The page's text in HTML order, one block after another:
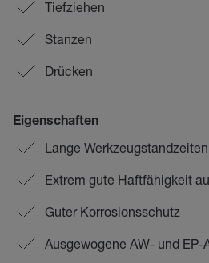
Tiefziehen
Stanzen
Drücken
Eigenschaften
Lange Werkzeugstandzeiten
Extrem gute Haftfähigkeit
Guter Korrosionsschutz
Ausgewogene AW- und EP-